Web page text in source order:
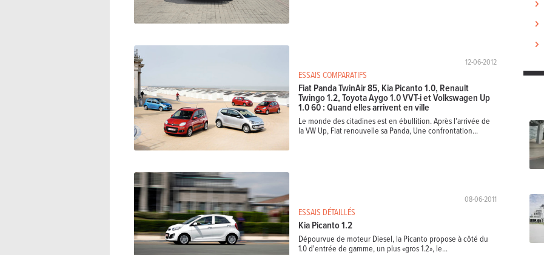
12-06-2012
ESSAIS COMPARATIFS
Fiat Panda TwinAir 85, Kia Picanto 1.0, Renault
Twingo 1.2, Toyota Aygo 1.0 VVT-i et Volkswagen Up
1.0 60 : Quand elles arrivent en ville
Le monde des citadines est en ébullition. Après l’arrivée de
la VW Up, Fiat renouvelle sa Panda, Une confrontation...
08-06-2011
ESSAIS DÉTAILLÉS
Kia Picanto 1.2
Dépourvue de moteur Diesel, la Picanto propose à côté du
1.0 d'entrée de gamme, un plus «gros 1.2», le...